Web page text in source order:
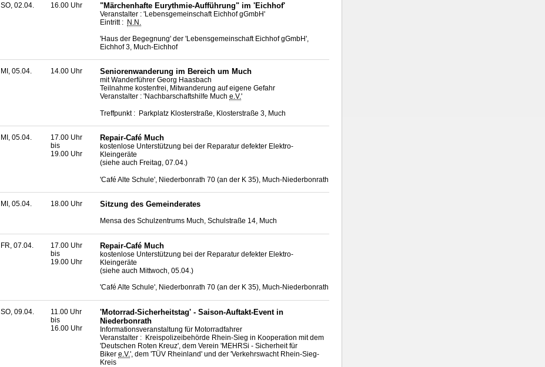
SO, 02.04. 16.00 Uhr "Märchenhafte Eurythmie-Aufführung" im 'Eichhof'
Veranstalter : 'Lebensgemeinschaft Eichhof gGmbH'
Eintritt : N.N.
'Haus der Begegnung' der 'Lebensgemeinschaft Eichhof gGmbH',
Eichhof 3, Much-Eichhof
MI, 05.04. 14.00 Uhr Seniorenwanderung im Bereich um Much
mit Wanderführer Georg Haasbach
Teilnahme kostenfrei, Mitwanderung auf eigene Gefahr
Veranstalter : 'Nachbarschaftshilfe Much e.V.'
Treffpunkt : Parkplatz Klosterstraße, Klosterstraße 3, Much
MI, 05.04.
17.00 Uhr
bis
19.00 Uhr
Repair-Café Much
kostenlose Unterstützung bei der Reparatur defekter Elektro-
Kleingeräte
(siehe auch Freitag, 07.04.)
'Café Alte Schule', Niederbonrath 70 (an der K 35), Much-Niederbonrath
MI, 05.04. 18.00 Uhr Sitzung des Gemeinderates
Mensa des Schulzentrums Much, Schulstraße 14, Much
FR, 07.04.
17.00 Uhr
bis
19.00 Uhr
Repair-Café Much
kostenlose Unterstützung bei der Reparatur defekter Elektro-
Kleingeräte
(siehe auch Mittwoch, 05.04.)
'Café Alte Schule', Niederbonrath 70 (an der K 35), Much-Niederbonrath
SO, 09.04.
11.00 Uhr
bis
16.00 Uhr
'Motorrad-Sicherheitstag' - Saison-Auftakt-Event in
Niederbonrath
Informationsveranstaltung für Motorradfahrer
Veranstalter : Kreispolizeibehörde Rhein-Sieg in Kooperation mit dem
'Deutschen Roten Kreuz', dem Verein 'MEHRSi - Sicherheit für
Biker e.V.', dem 'TÜV Rheinland' und der 'Verkehrswacht Rhein-Sieg-
Kreis